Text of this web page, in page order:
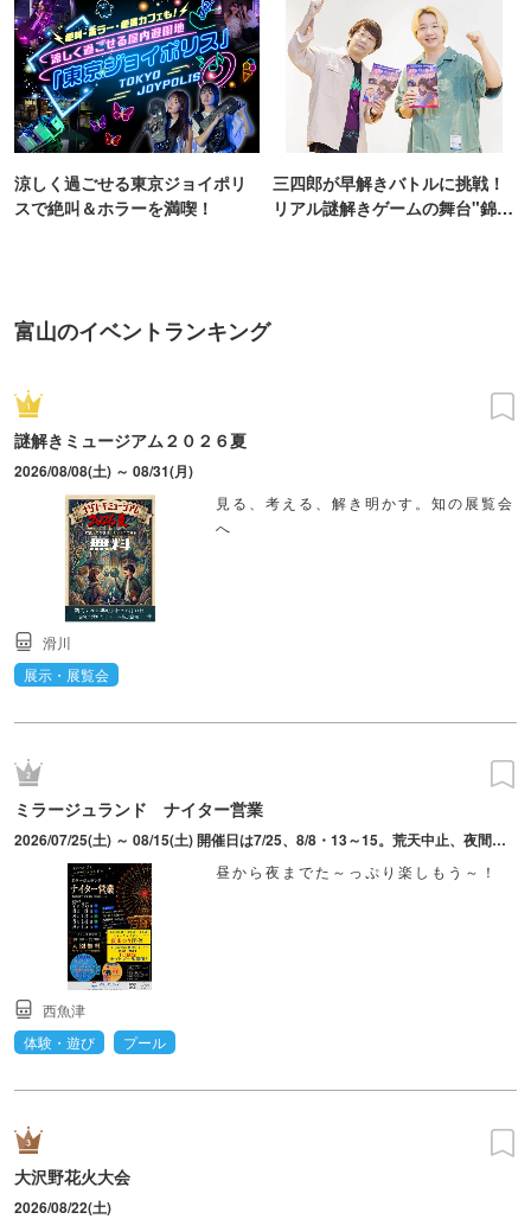
涼しく過ごせる東京ジョイポリ
スで絶叫＆ホラーを満喫！
三四郎が早解きバトルに挑戦！
リアル謎解きゲームの舞台"錦糸
富山のイベントランキング
謎解きミュージアム２０２６夏
2026/08/08(土) ～ 08/31(月)
見る、考える、解き明かす。知の展覧会
へ
滑川
展示・展覧会
ミラージュランド ナイター営業
2026/07/25(土) ～ 08/15(土) 開催日は7/25、8/8・13～15。荒天中止、夜間雨天時中止。16:00～18:00は遊園地アトラクション休止。 ※開催内容は諸般の事情により予告無く変更または中止する場合あり
昼から夜までた～っぷり楽しもう～！
西魚津
体験・遊び
プール
大沢野花火大会
2026/08/22(土)